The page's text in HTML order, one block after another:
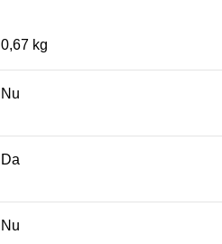
0,67 kg
Nu
Da
Nu